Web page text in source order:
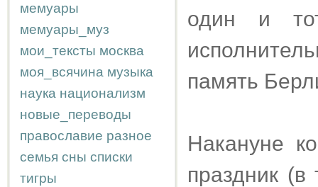
мемуары
мемуары_муз
мои_тексты москва
моя_всячина музыка
наука национализм
новые_переводы
православие разное
семья сны списки
тигры
один и
память
Накануне
праздник